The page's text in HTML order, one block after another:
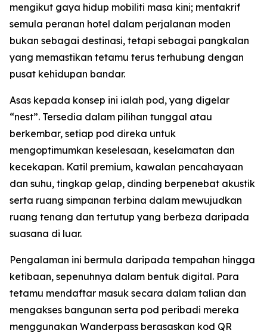
mengikut gaya hidup mobiliti masa kini; mentakrif
semula peranan hotel dalam perjalanan moden
bukan sebagai destinasi, tetapi sebagai pangkalan
yang memastikan tetamu terus terhubung dengan
pusat kehidupan bandar.
Asas kepada konsep ini ialah pod, yang digelar
“nest”. Tersedia dalam pilihan tunggal atau
berkembar, setiap pod direka untuk
mengoptimumkan keselesaan, keselamatan dan
kecekapan. Katil premium, kawalan pencahayaan
dan suhu, tingkap gelap, dinding berpenebat akustik
serta ruang simpanan terbina dalam mewujudkan
ruang tenang dan tertutup yang berbeza daripada
suasana di luar.
Pengalaman ini bermula daripada tempahan hingga
ketibaan, sepenuhnya dalam bentuk digital. Para
tetamu mendaftar masuk secara dalam talian dan
mengakses bangunan serta pod peribadi mereka
menggunakan Wanderpass berasaskan kod QR